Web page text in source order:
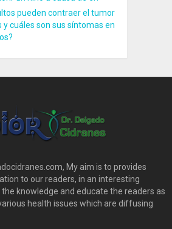
pueden contraer el tumor
y cuáles son sus síntomas en
My aim is to provides
to our readers, in an interesting
knowledge and educate the readers as
health issues which are diffusing